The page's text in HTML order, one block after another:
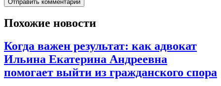
Похожие новости
Когда важен результат: как адвокат
Ильина Екатерина Андреевна
помогает выйти из гражданского спора